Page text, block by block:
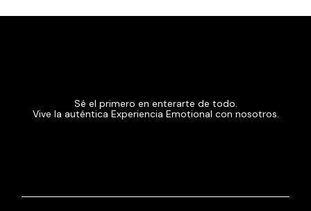
Sé el primero en enterarte de todo.
Vive la auténtica Experiencia Emotional con nosotros.